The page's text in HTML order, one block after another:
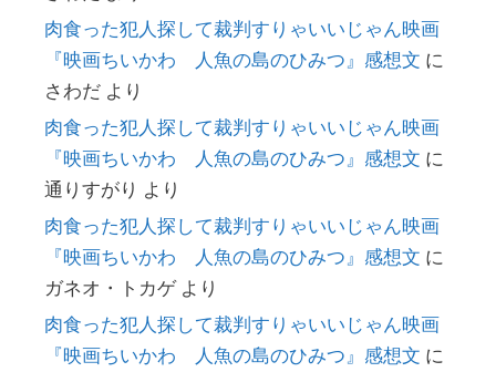
肉食った犯人探して裁判すりゃいいじゃん映画
『映画ちいかわ 人魚の島のひみつ』感想文 に
さわだ より
肉食った犯人探して裁判すりゃいいじゃん映画
『映画ちいかわ 人魚の島のひみつ』感想文 に
通りすがり より
肉食った犯人探して裁判すりゃいいじゃん映画
『映画ちいかわ 人魚の島のひみつ』感想文 に
ガネオ・トカゲより
肉食った犯人探して裁判すりゃいいじゃん映画
『映画ちいかわ 人魚の島のひみつ』感想文 に